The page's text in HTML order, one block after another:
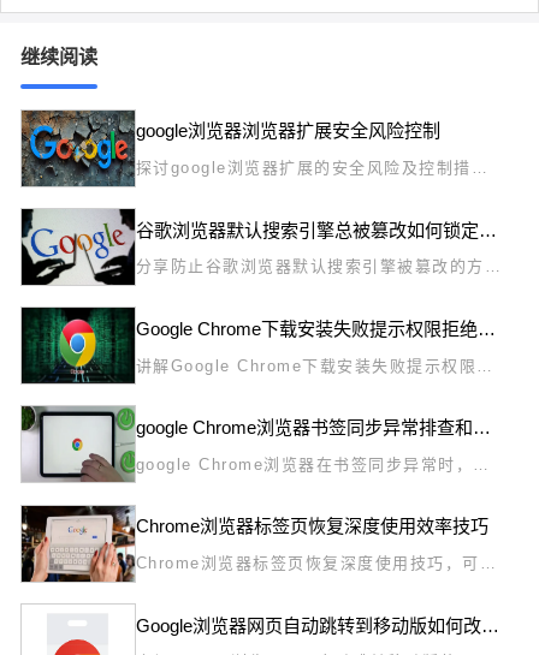
继续阅读
google浏览器浏览器扩展安全风险控制
探讨google浏览器扩展的安全风险及控制措
施，指导用户合理管理插件权限，防范潜在安全
威胁。
谷歌浏览器默认搜索引擎总被篡改如何锁定设置
分享防止谷歌浏览器默认搜索引擎被篡改的方
法，教用户如何锁定搜索引擎设置保障安全。
Google Chrome下载安装失败提示权限拒绝的解决方案
讲解Google Chrome下载安装失败提示权限拒
绝的常见原因及修复方案，保障安装流程顺利完
成。
google Chrome浏览器书签同步异常排查和修复技巧
google Chrome浏览器在书签同步异常时，可
通过排查与修复方法快速恢复同步功能，确保跨
设备数据完整性与一致性。
Chrome浏览器标签页恢复深度使用效率技巧
Chrome浏览器标签页恢复深度使用技巧，可快
速找回误关闭标签页，提高浏览效率和操作便捷
性。
Google浏览器网页自动跳转到移动版如何改为电脑版